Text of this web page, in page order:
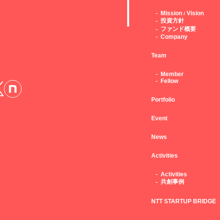
Mission / Vision
投資方針
ファンド概要
Company
Team
Member
Fellow
Portfolio
Event
News
Activities
Activities
共創事例
NTT STARTUP BRIDGE